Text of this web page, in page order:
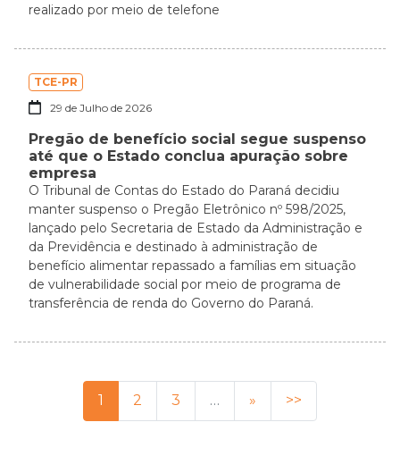
realizado por meio de telefone
TCE-PR
29 de Julho de 2026
Pregão de benefício social segue suspenso
até que o Estado conclua apuração sobre
empresa
O Tribunal de Contas do Estado do Paraná decidiu
manter suspenso o Pregão Eletrônico nº 598/2025,
lançado pelo Secretaria de Estado da Administração e
da Previdência e destinado à administração de
benefício alimentar repassado a famílias em situação
de vulnerabilidade social por meio de programa de
transferência de renda do Governo do Paraná.
1 2 3 … » >>